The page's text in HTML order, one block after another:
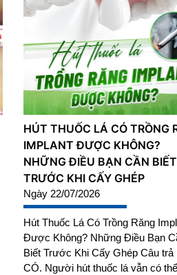
HÚT THUỐC LÁ CÓ TRỒNG
IMPLANT ĐƯỢC KHÔNG?
NHỮNG ĐIỀU BẠN CẦN BIẾT
TRƯỚC KHI CẤY GHÉP
Ngày 22/07/2026
Hút Thuốc Lá Có Trồng Răng
Được Không? Những Điều Bạn
Biết Trước Khi Cấy Ghép Câu trả
CÓ. Người hút thuốc lá vẫn có